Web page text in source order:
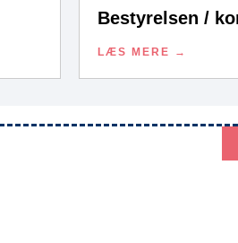
Bestyrelsen /
LÆS MERE